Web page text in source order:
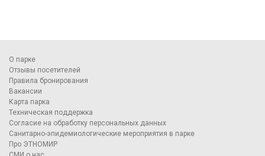
О парке
Отзывы посетителей
Правила бронирования
Вакансии
Карта парка
Техническая поддержка
Согласие на обработку персональных данных
Санитарно-эпидемиологические мероприятия в парке
Про ЭТНОМИР